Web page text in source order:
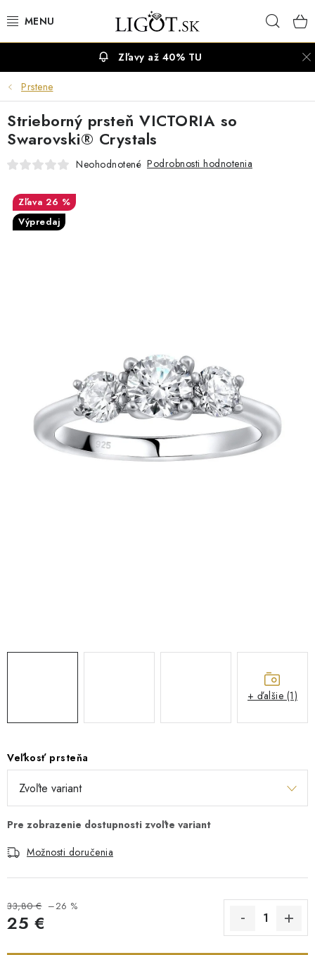
na
NÁHRDELNÍKY
NÁRAMKY
PRSTENE
Doprava a platba Vrátenie, výmena, reklamácia
Kontakt
Obchodné podmienky
Ochrana súkromia
Zľavy až 40% TU
Prstene
Veľkosť prsteňa
Možnosti doručenia
33,80 € –26 %
25 €
Strieborný prsteň VICTORIA so
Swarovski® Crystals
Neohodnotené Podrobnosti hodnotenia
26 %
Výpredaj
+ ďalšie (1)